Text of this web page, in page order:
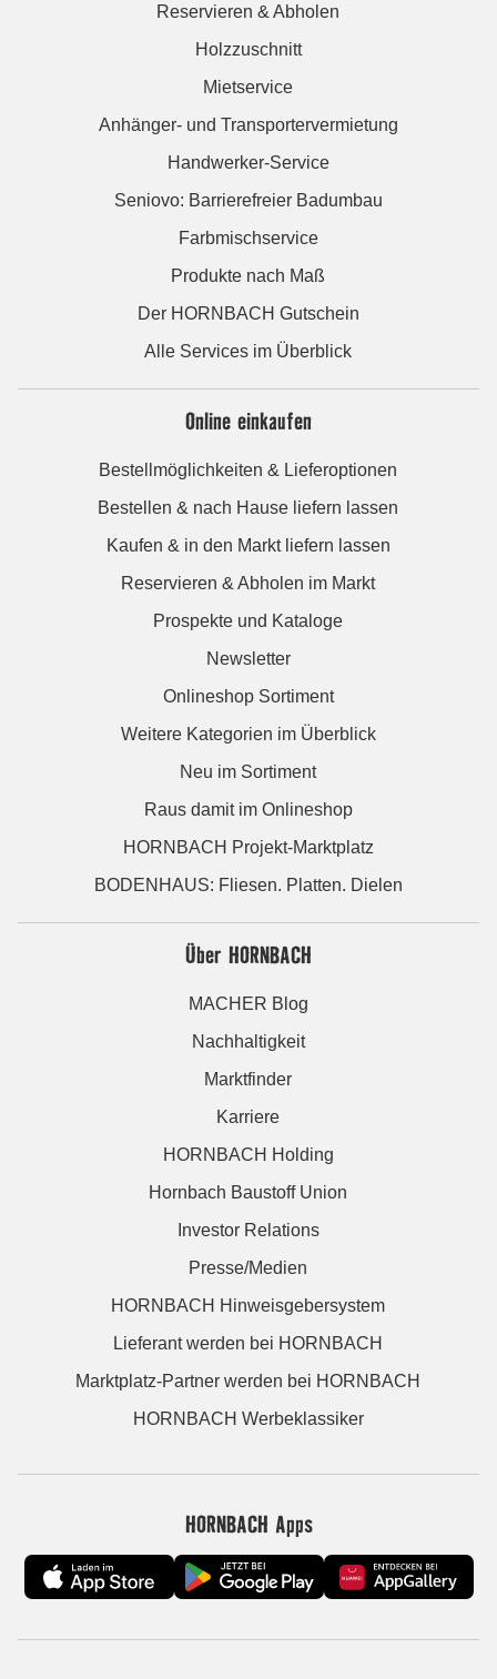
Reservieren & Abholen
Holzzuschnitt
Mietservice
Anhänger- und Transportervermietung
Handwerker-Service
Seniovo: Barrierefreier Badumbau
Farbmischservice
Produkte nach Maß
Der HORNBACH Gutschein
Alle Services im Überblick
Online einkaufen
Bestellmöglichkeiten & Lieferoptionen
Bestellen & nach Hause liefern lassen
Kaufen & in den Markt liefern lassen
Reservieren & Abholen im Markt
Prospekte und Kataloge
Newsletter
Onlineshop Sortiment
Weitere Kategorien im Überblick
Neu im Sortiment
Raus damit im Onlineshop
HORNBACH Projekt-Marktplatz
BODENHAUS: Fliesen. Platten. Dielen
Über HORNBACH
MACHER Blog
Nachhaltigkeit
Marktfinder
Karriere
HORNBACH Holding
Hornbach Baustoff Union
Investor Relations
Presse/Medien
HORNBACH Hinweisgebersystem
Lieferant werden bei HORNBACH
Marktplatz-Partner werden bei HORNBACH
HORNBACH Werbeklassiker
HORNBACH Apps